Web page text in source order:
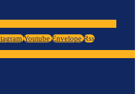
Youtube Envelope Rss